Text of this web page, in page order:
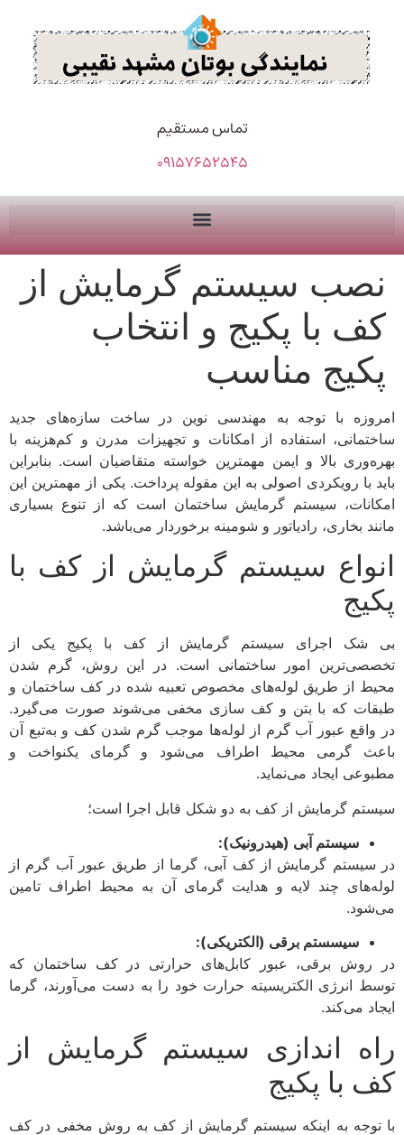
تماس مستقیم
09157652545
نصب سیستم گرمایش از
کف با پکیج و انتخاب
پکیج مناسب
امروزه با توجه به مهندسی نوین در ساخت سازه‌های جدید
ساختمانی، استفاده از امکانات و تجهیزات مدرن و کم‌هزینه با
بهره‌‌‌وری بالا و ایمن مهمترین خواسته متقاضیان است. بنابراین
باید با رویکردی اصولی به این مقوله پرداخت. یکی از مهمترین این
امکانات، سیستم گرمایش ساختمان است که از تنوع بسیاری
مانند بخاری، رادیاتور و شومینه برخوردار می‌باشد.
انواع سیستم گرمایش از کف با
پکیج
بی شک اجرای سیستم گرمایش از کف با پکیج یکی از
تخصصی‌ترین امور ساختمانی است. در این روش، گرم شدن
محیط از طریق لوله‌های مخصوص تعبیه شده در کف ساختمان و
طبقات که با بتن و کف سازی مخفی می‌شوند صورت می‌گیرد.
در واقع عبور آب گرم از لوله‌ها موجب گرم شدن کف و به‌تبع آن
باعث گرمی محیط اطراف می‌شود و گرمای یکنواخت و
مطبوعی ایجاد می‌نماید.
سیستم گرمایش از کف به دو شکل قابل اجرا است؛
سیستم آبی (هیدرونیک):
در سیستم گرمایش از کف آبی، گرما از طریق عبور آب گرم از
لوله‌های چند لایه و هدایت گرمای آن به محیط اطراف تامین
می‌شود.
سیسستم برقی (الکتریکی):
در روش برقی، عبور کابل‌های حرارتی در کف ساختمان که
توسط انرژی الکتریسیته حرارت خود را به دست می‌آورند، گرما
ایجاد می‌کند.
راه‌ اندازی سیستم گرمایش از
کف با پکیج
با توجه به اینکه سیستم گرمایش از کف به روش مخفی در کف